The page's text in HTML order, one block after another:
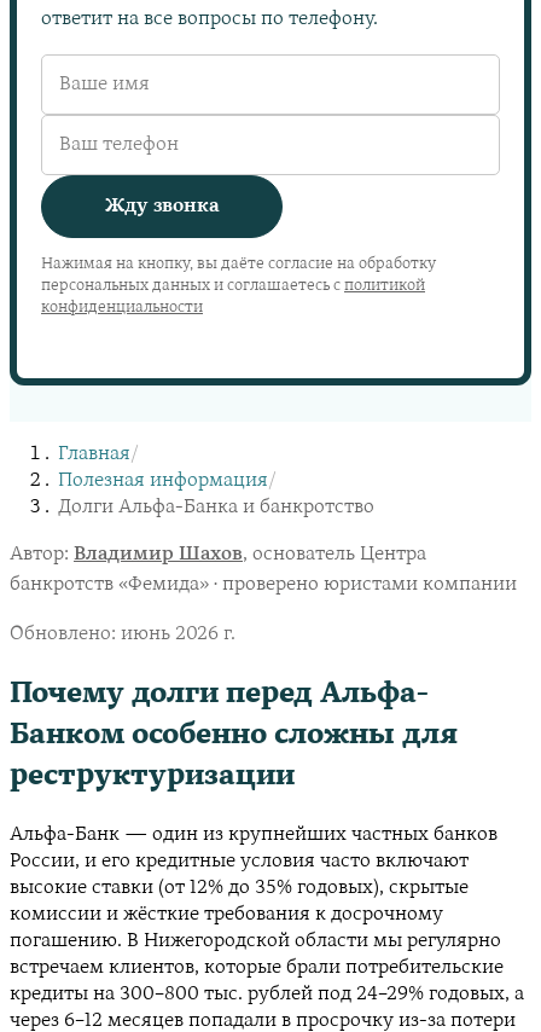
ответит на все вопросы по телефону.
Жду звонка
Нажимая на кнопку, вы даёте согласие на обработку
персональных данных и соглашаетесь с политикой
конфиденциальности
Главная/
Полезная информация/
Долги Альфа-Банка и банкротство
Автор: Владимир Шахов, основатель Центра
банкротств «Фемида» · проверено юристами компании
Обновлено: июнь 2026 г.
Почему долги перед Альфа-
Банком особенно сложны для
реструктуризации
Альфа-Банк — один из крупнейших частных банков
России, и его кредитные условия часто включают
высокие ставки (от 12% до 35% годовых), скрытые
комиссии и жёсткие требования к досрочному
погашению. В Нижегородской области мы регулярно
встречаем клиентов, которые брали потребительские
кредиты на 300–800 тыс. рублей под 24–29% годовых, а
через 6–12 месяцев попадали в просрочку из-за потери